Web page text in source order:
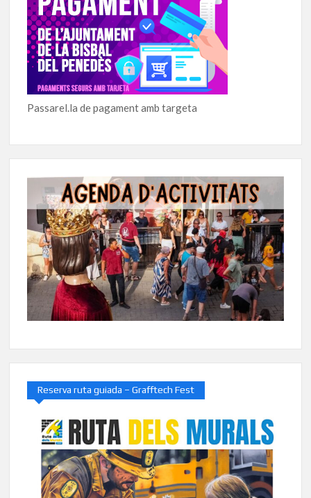
Passarel.la de pagament amb targeta
Reserva ruta guiada – Grafftech Fest